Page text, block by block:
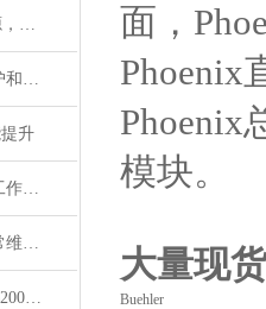
Murr电源是什么类型的电源，主要用于哪些领域？
如何进行Phoenix电源的维护和保养？
升
Phoenix电源的性能特点及工作温度分析
如何进行Phoenix电缆的日常维护和保养？
WIKA（德国威卡）-ACC-6200系列压力变送器简介
面，
Phoenix
Phoenix
模块。
大量现
Buehler